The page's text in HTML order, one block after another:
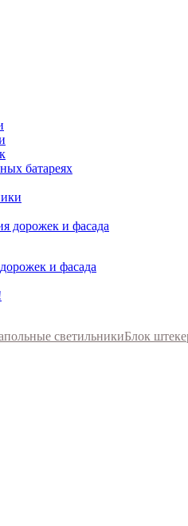
батареях
и фасада
светильникиБлок